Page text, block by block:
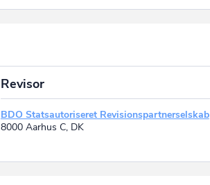
Revisor
BDO Statsautoriseret Revisionspartnerselskab
8000 Aarhus C, DK